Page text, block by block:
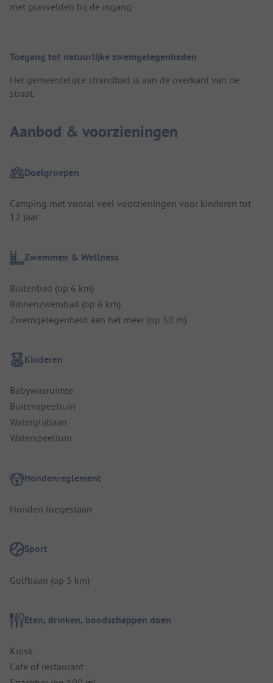
met grasvelden bij de ingang.
Toegang tot natuurlijke zwemgelegenheden
Het gemeentelijke strandbad is aan de overkant van de
straat.
Aanbod & voorzieningen
Doelgroepen
Camping met vooral veel voorzieningen voor kinderen tot
12 jaar
Zwemmen & Wellness
Buitenbad (op 6 km)
Binnenzwembad (op 6 km)
Zwemgelegenheid aan het meer (op 50 m)
Kinderen
Babywasruimte
Buitenspeeltuin
Waterglijbaan
Waterspeeltuin
Hondenreglement
Honden toegestaan
Sport
Golfbaan (op 5 km)
Eten, drinken, boodschappen doen
Kiosk
Cafe of restaurant